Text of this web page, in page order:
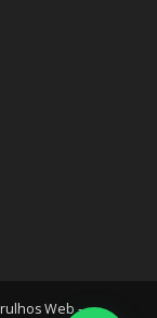
Web -